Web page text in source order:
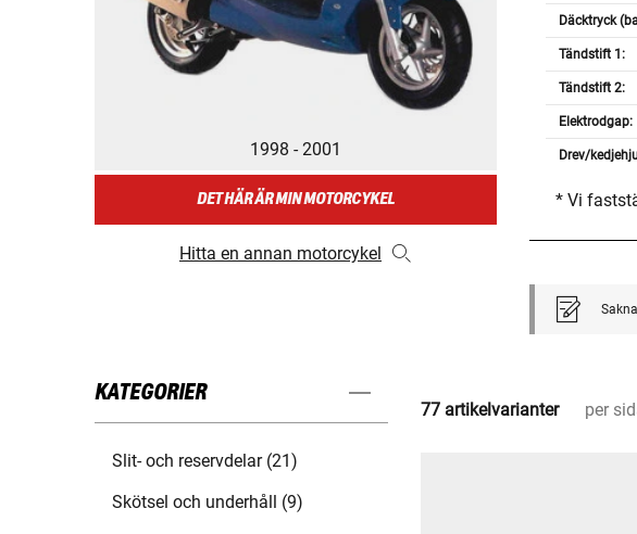
1998 - 2001
DET HÄR ÄR MIN MOTORCYKEL
Hitta en annan motorcykel
Däcktryck
Tändstift 1:
Tändstift 2:
Elektrodgap:
Drev/
* Vi
KATEGORIER
Slit- och reservdelar (21)
Skötsel och underhåll (9)
77 artikelvarianter per